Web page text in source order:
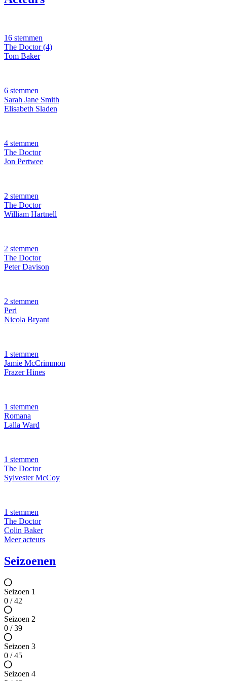
16 stemmen
The Doctor (4)
Tom Baker
6 stemmen
Sarah Jane Smith
Elisabeth Sladen
4 stemmen
The Doctor
Jon Pertwee
2 stemmen
The Doctor
William Hartnell
2 stemmen
The Doctor
Peter Davison
2 stemmen
Peri
Nicola Bryant
1 stemmen
Jamie McCrimmon
Frazer Hines
1 stemmen
Romana
Lalla Ward
1 stemmen
The Doctor
Sylvester McCoy
1 stemmen
The Doctor
Colin Baker
Meer acteurs
Seizoenen
Seizoen 1
0 / 42
Seizoen 2
0 / 39
Seizoen 3
0 / 45
Seizoen 4